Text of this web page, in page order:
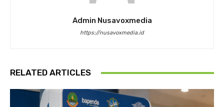
Admin Nusavoxmedia
https://nusavoxmedia.id
RELATED ARTICLES